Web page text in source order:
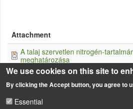
Attachment
A talaj szervetlen nitrogén-
meghatározása
We use cookies on this site to
By clicking the Accept button, you agree to
Essential